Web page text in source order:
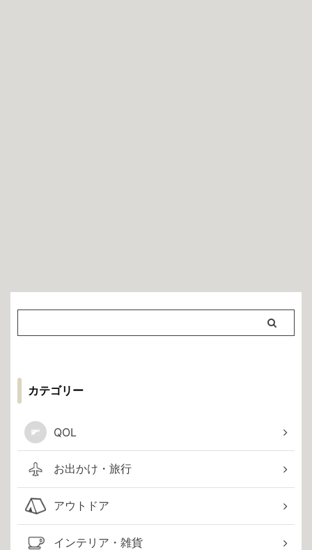
カテゴリー
QOL
お出かけ・旅行
アウトドア
インテリア・雑貨